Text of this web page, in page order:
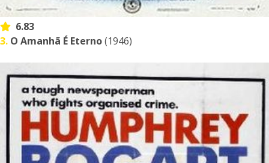
6.83
3. O Amanhã É Eterno(1946)